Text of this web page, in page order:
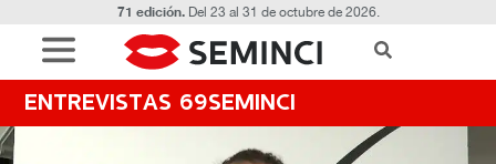
71 edición.Del 23 al 31 de octubre de 2026.
ENTREVISTAS 69SEMINCI